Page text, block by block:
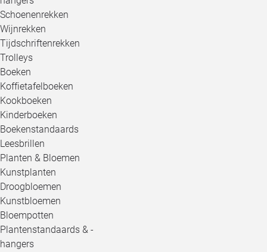
Schoenenrekken
Wijnrekken
Tijdschriftenrekken
Trolleys
Boeken
Koffietafelboeken
Kookboeken
Kinderboeken
Boekenstandaards
Leesbrillen
Planten & Bloemen
Kunstplanten
Droogbloemen
Kunstbloemen
Bloempotten
Plantenstandaards & -
hangers